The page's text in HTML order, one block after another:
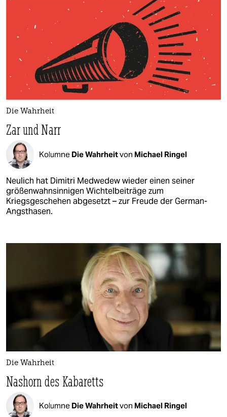
Die Wahrheit
Zar und Narr
Kolumne Die Wahrheitvon Michael Ringel
Neulich hat Dimitri Medwedew wieder einen seiner
größenwahnsinnigen Wichtelbeiträge zum
Kriegsgeschehen abgesetzt – zur Freude der German-
Angsthasen.
Die Wahrheit
Nashorn des Kabaretts
Kolumne Die Wahrheitvon Michael Ringel